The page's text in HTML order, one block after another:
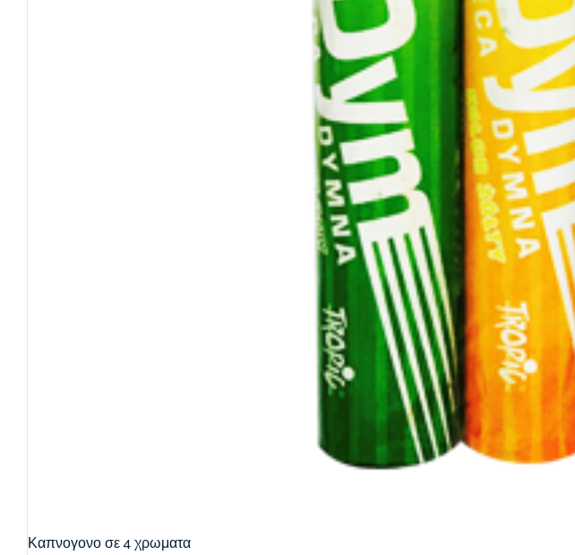
Καπνογονο σε 4 χρωματα